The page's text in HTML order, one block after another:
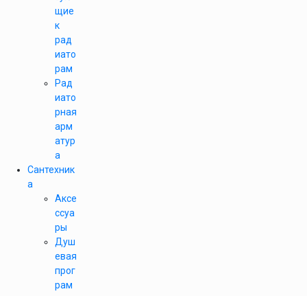
щие
к
рад
иато
рам
Рад
иато
рная
арм
атур
а
Сантехник
а
Аксе
ссуа
ры
Душ
евая
прог
рам